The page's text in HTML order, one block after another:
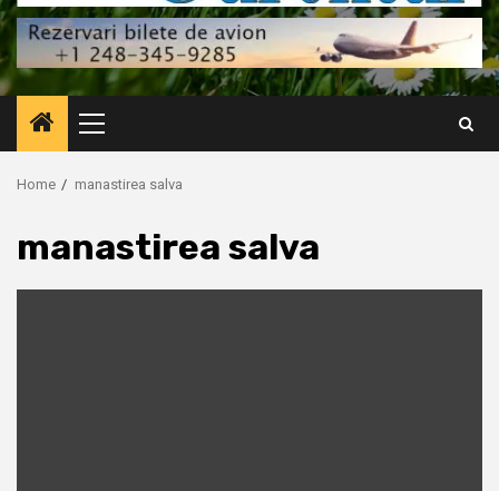
Primary
Menu
Home manastirea salva
manastirea salva